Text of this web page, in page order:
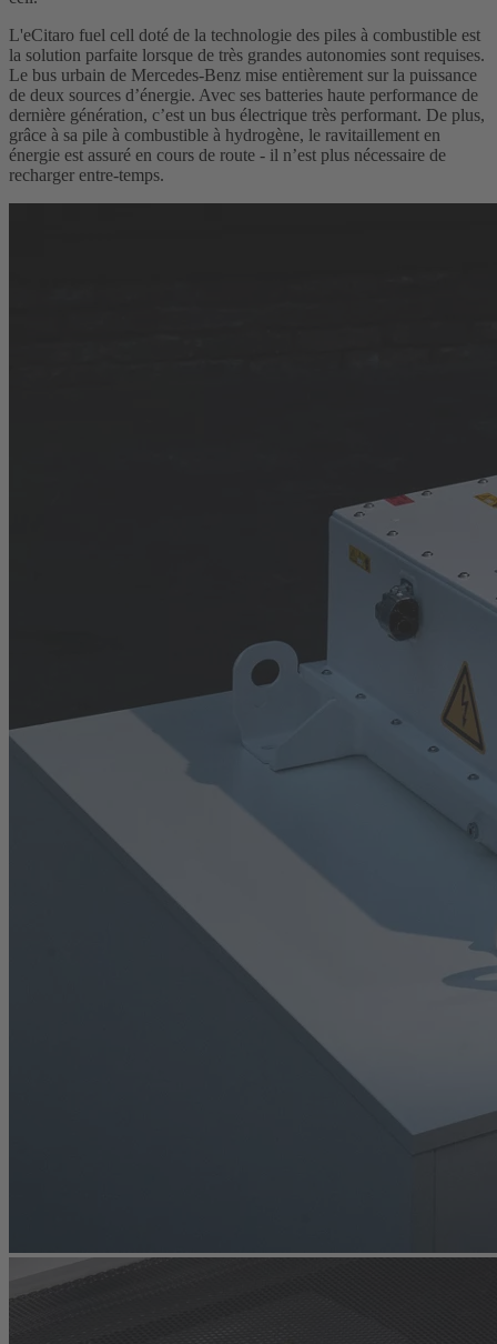
L'eCitaro fuel cell doté de la technologie des piles à combustible est
la solution parfaite lorsque de très grandes autonomies sont requises.
Le bus urbain de Mercedes-Benz mise entièrement sur la puissance
de deux sources d’énergie. Avec ses batteries haute performance de
dernière génération, c’est un bus électrique très performant. De plus,
grâce à sa pile à combustible à hydrogène, le ravitaillement en
énergie est assuré en cours de route - il n’est plus nécessaire de
recharger entre-temps.